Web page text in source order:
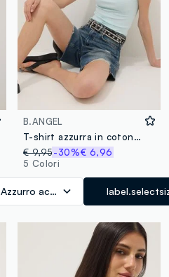
B.ANGEL
T-shirt azzurra in cotone elasticizzato a maniche corte fitted
€ 9,95-30%€ 6,96
5 Colori
Azzurro acquamarina